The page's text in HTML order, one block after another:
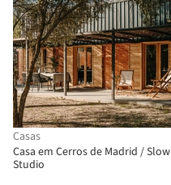
Casas
Casa em Cerros de Madrid / Slow
Studio